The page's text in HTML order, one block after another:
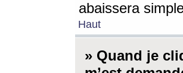
abaissera
Haut
» Quand je